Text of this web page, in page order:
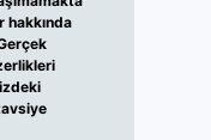
hakkında